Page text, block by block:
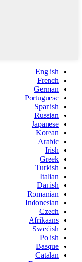
English
French
German
Portuguese
Spanish
Russian
Japanese
Korean
Arabic
Irish
Greek
Turkish
Italian
Danish
Romanian
Indonesian
Czech
Afrikaans
Swedish
Polish
Basque
Catalan